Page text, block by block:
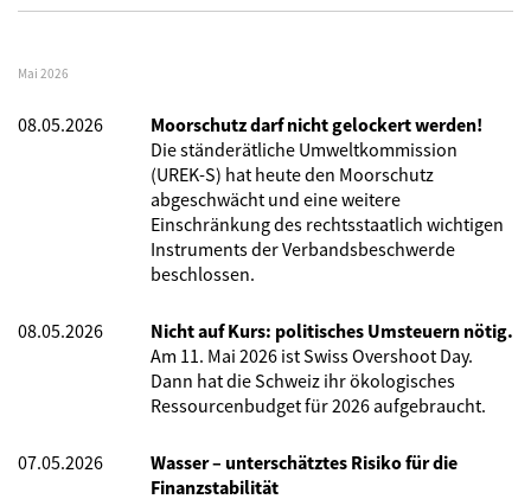
Mai 2026
08.05.2026
Moorschutz darf nicht gelockert werden!
Die ständerätliche Umweltkommission
(UREK-S) hat heute den Moorschutz
abgeschwächt und eine weitere
Einschränkung des rechtsstaatlich wichtigen
Instruments der Verbandsbeschwerde
beschlossen.
08.05.2026
Nicht auf Kurs: politisches Umsteuern nötig.
Am 11. Mai 2026 ist Swiss Overshoot Day.
Dann hat die Schweiz ihr ökologisches
Ressourcenbudget für 2026 aufgebraucht.
07.05.2026
Wasser – unterschätztes Risiko für die
Finanzstabilität